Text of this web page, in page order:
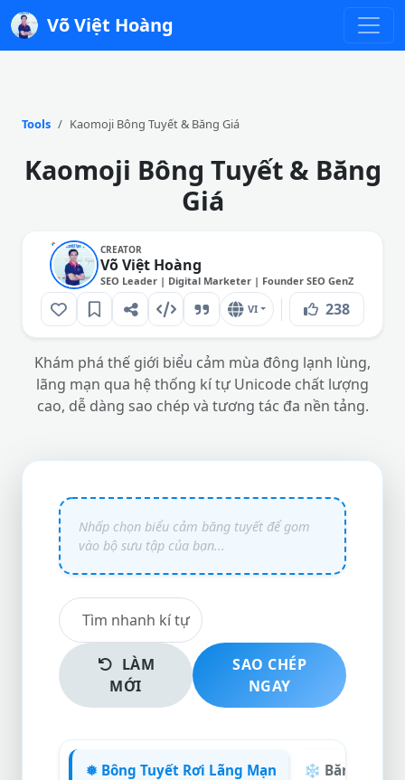
Võ Việt Hoàng
Tools Kaomoji Bông Tuyết & Băng Giá
Kaomoji Bông Tuyết & Băng
Giá
CREATOR
Võ Việt Hoàng
SEO Leader | Digital Marketer | Founder SEO GenZ
VI 238
Khám phá thế giới biểu cảm mùa đông lạnh lùng,
lãng mạn qua hệ thống kí tự Unicode chất lượng
cao, dễ dàng sao chép và tương tác đa nền tảng.
LÀM
MỚI
SAO CHÉP
NGAY
❅ Bông Tuyết Rơi Lãng Mạn ❄️ Băng Giá &